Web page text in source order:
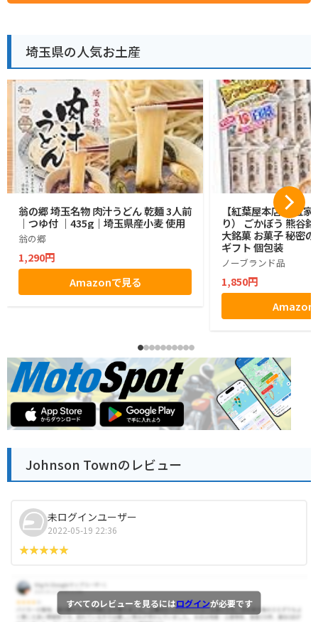
埼玉県の人気お土産
翁の郷 埼玉名物 肉汁うどん 乾麺 3人前
｜つゆ付 ｜435g｜埼玉県産小麦 使用
翁の郷
1,290円
Amazonで見る
【紅葉屋本店】 五
り） ごかぼう 熊谷
大銘菓 お菓子 秘密
ギフト 個包装
ノーブランド品
1,850円
Amazon
Johnson Townのレビュー
未ログインユーザー
2022-05-19 22:36
すべてのレビューを見るにはログインが必要です